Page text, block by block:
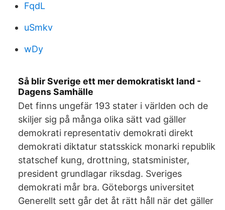
FqdL
uSmkv
wDy
Så blir Sverige ett mer demokratiskt land -
Dagens Samhälle
Det finns ungefär 193 stater i världen och de
skiljer sig på många olika sätt vad gäller
demokrati representativ demokrati direkt
demokrati diktatur statsskick monarki republik
statschef kung, drottning, statsminister,
president grundlagar riksdag. Sveriges
demokrati mår bra. Göteborgs universitet
Generellt sett går det åt rätt håll när det gäller